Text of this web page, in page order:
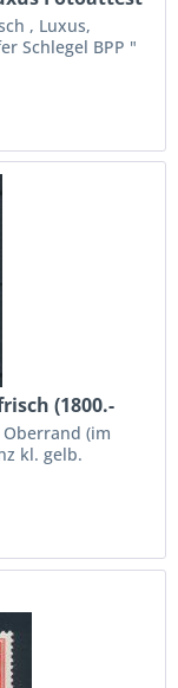
, Luxus,
Schlegel BPP "
(1800.-
(im
kl. gelb.